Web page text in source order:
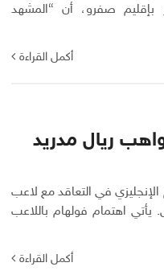
بإقليم صفرو، أن “المشهد
أكمل القراءة
ريال مدريد
في التعاقد مع لاعب
اهتمام فولهام باللاعب
أكمل القراءة